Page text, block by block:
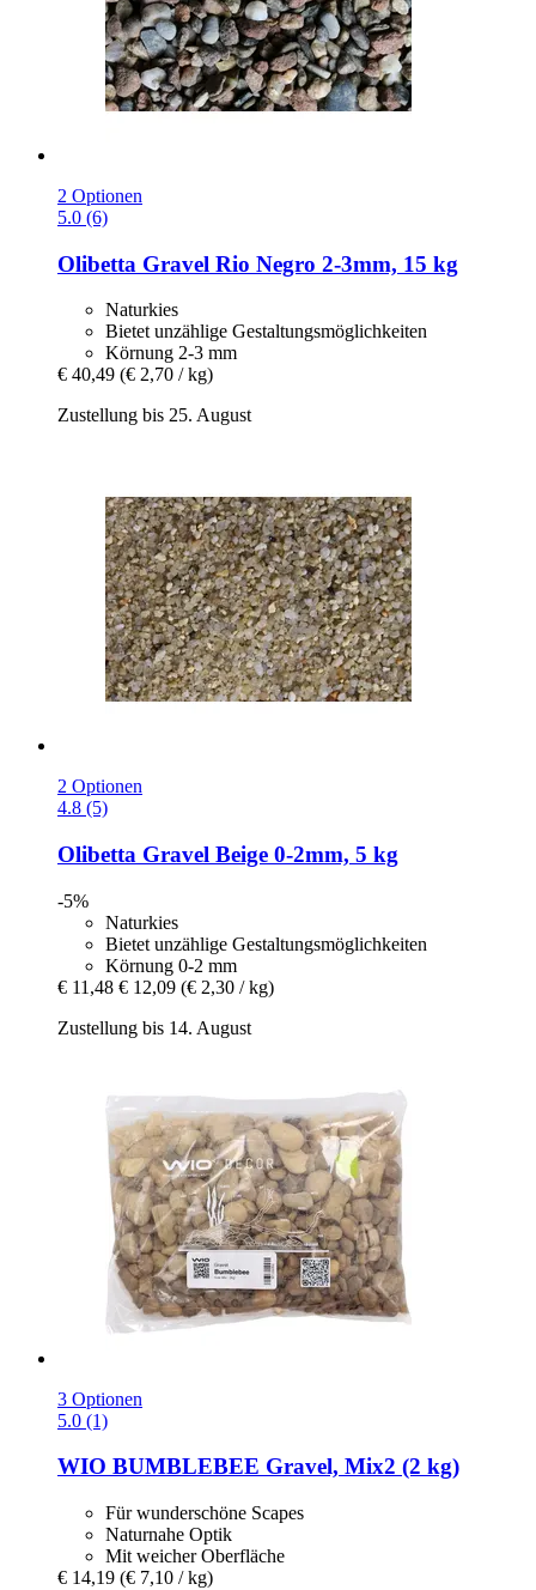
2 Optionen
5.0 (6)
Olibetta Gravel Rio Negro 2-​3mm, 15 kg
Naturkies
Bietet unzählige Gestaltungsmöglichkeiten
Körnung 2-3 mm
€ 40,49 (€ 2,70 / kg)
Zustellung bis 25. August
2 Optionen
4.8 (5)
Olibetta Gravel Beige 0-​2mm, 5 kg
-5%
Naturkies
Bietet unzählige Gestaltungsmöglichkeiten
Körnung 0-2 mm
€ 11,48 € 12,09 (€ 2,30 / kg)
Zustellung bis 14. August
3 Optionen
5.0 (1)
WIO BUMBLEBEE Gravel, Mix2 (2 kg)
Für wunderschöne Scapes
Naturnahe Optik
Mit weicher Oberfläche
€ 14,19 (€ 7,10 / kg)